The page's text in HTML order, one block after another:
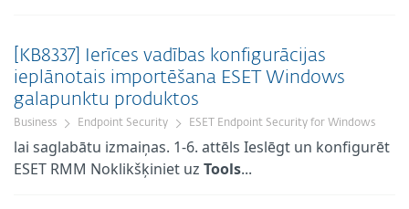
[KB8337] Ierīces vadības konfigurācijas
ieplānotais importēšana ESET Windows
galapunktu produktos
Business Endpoint Security ESET Endpoint Security for Windows
lai saglabātu izmaiņas. 1-6. attēls Ieslēgt un konfigurēt
ESET RMM Noklikšķiniet uz Tools...